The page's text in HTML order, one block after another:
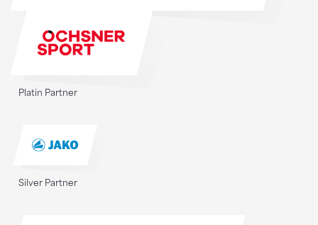
Platin Partner
Silver Partner